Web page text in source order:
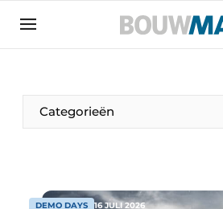
Aanmelden
Bedrijven
Bedrijven
Contact
Categorieën
DEMO DAYS 16 JULI 2026